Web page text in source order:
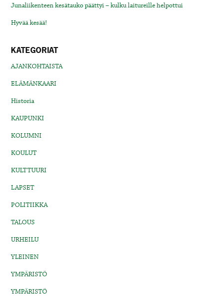
Junaliikenteen kesätauko päättyi – kulku laitureille helpottui
Hyvää kesää!
KATEGORIAT
AJANKOHTAISTA
ELÄMÄNKAARI
Historia
KAUPUNKI
KOLUMNI
KOULUT
KULTTUURI
LAPSET
POLITIIKKA
TALOUS
URHEILU
YLEINEN
YMPÄRISTÖ
YMPÄRISTÖ